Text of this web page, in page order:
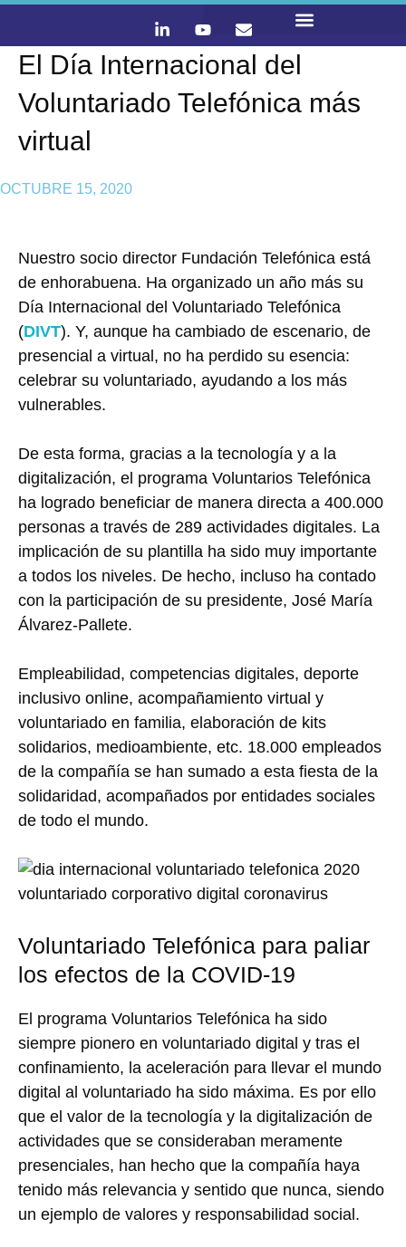
El Día Internacional del
Voluntariado Telefónica más
virtual
OCTUBRE 15, 2020
Nuestro socio director Fundación Telefónica está
de enhorabuena. Ha organizado un año más su
Día Internacional del Voluntariado Telefónica
(DIVT). Y, aunque ha cambiado de escenario, de
presencial a virtual, no ha perdido su esencia:
celebrar su voluntariado, ayudando a los más
vulnerables.
De esta forma, gracias a la tecnología y a la
digitalización, el programa Voluntarios Telefónica
ha logrado beneficiar de manera directa a 400.000
personas a través de 289 actividades digitales. La
implicación de su plantilla ha sido muy importante
a todos los niveles. De hecho, incluso ha contado
con la participación de su presidente, José María
Álvarez-Pallete.
Empleabilidad, competencias digitales, deporte
inclusivo online, acompañamiento virtual y
voluntariado en familia, elaboración de kits
solidarios, medioambiente, etc. 18.000 empleados
de la compañía se han sumado a esta fiesta de la
solidaridad, acompañados por entidades sociales
de todo el mundo.
Voluntariado Telefónica para paliar
los efectos de la COVID-19
El programa Voluntarios Telefónica ha sido
siempre pionero en voluntariado digital y tras el
confinamiento, la aceleración para llevar el mundo
digital al voluntariado ha sido máxima. Es por ello
que el valor de la tecnología y la digitalización de
actividades que se consideraban meramente
presenciales, han hecho que la compañía haya
tenido más relevancia y sentido que nunca, siendo
un ejemplo de valores y responsabilidad social.